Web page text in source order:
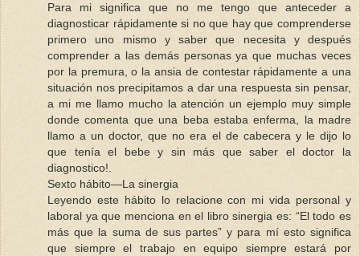
Para mi significa que no me tengo que anteceder a
diagnosticar rápidamente si no que hay que comprenderse
primero uno mismo y saber que necesita y después
comprender a las demás personas ya que muchas veces
por la premura, o la ansia de contestar rápidamente a una
situación nos precipitamos a dar una respuesta sin pensar,
a mi me llamo mucho la atención un ejemplo muy simple
donde comenta que una beba estaba enferma, la madre
llamo a un doctor, que no era el de cabecera y le dijo lo
que tenía el bebe y sin más que saber el doctor la
diagnostico!.
Sexto hábito—La sinergia
Leyendo este hábito lo relacione con mi vida personal y
laboral ya que menciona en el libro sinergia es: “El todo es
más que la suma de sus partes” y para mí esto significa
que siempre el trabajo en equipo siempre estará por